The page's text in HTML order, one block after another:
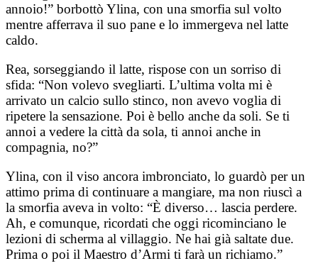
annoio!” borbottò Ylina, con una smorfia sul volto
mentre afferrava il suo pane e lo immergeva nel latte
caldo.
Rea, sorseggiando il latte, rispose con un sorriso di
sfida: “Non volevo svegliarti. L’ultima volta mi è
arrivato un calcio sullo stinco, non avevo voglia di
ripetere la sensazione. Poi è bello anche da soli. Se ti
annoi a vedere la città da sola, ti annoi anche in
compagnia, no?”
Ylina, con il viso ancora imbronciato, lo guardò per un
attimo prima di continuare a mangiare, ma non riuscì a
la smorfia aveva in volto: “È diverso… lascia perdere.
Ah, e comunque, ricordati che oggi ricominciano le
lezioni di scherma al villaggio. Ne hai già saltate due.
Prima o poi il Maestro d’Armi ti farà un richiamo.”